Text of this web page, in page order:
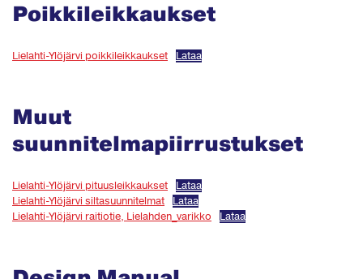
Poikkileikkaukset
Lielahti-Ylöjärvi poikkileikkaukset Lataa
Muut
suunnitelmapiirrustukset
Lielahti-Ylöjärvi pituusleikkaukset
Lataa
Lielahti-Ylöjärvi siltasuunnitelmat
Lataa
Lielahti-Ylöjärvi raitiotie, Lielahden_varikko
Lataa